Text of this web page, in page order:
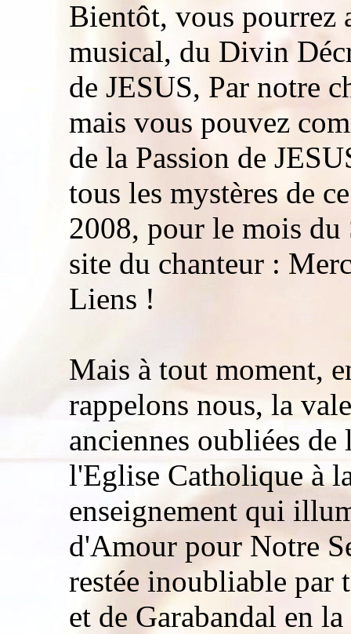
Bientôt, vous pourrez
musical, du Divin
de JESUS, Par notre
mais vous pouvez
de la Passion de
tous les mystères de
2008, pour le mois du
site du chanteur :
Liens !
Mais à tout moment,
rappelons nous, la
anciennes oubliées
l'Eglise Catholique à
enseignement qui
d'Amour pour Notre
restée inoubliable par
et de Garabandal en